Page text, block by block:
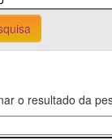
o resultado da